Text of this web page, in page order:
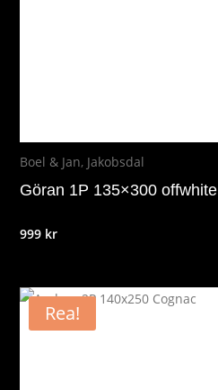
Boel & Jan, Jakobsdal
Göran 1P 135×300 offwhite
999 kr
Rea!